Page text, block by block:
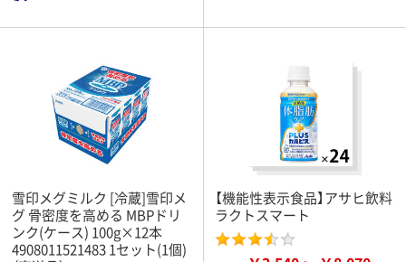
雪印メグミルク [冷蔵]雪印メ
グ 骨密度を高める MBPドリ
ンク(ケース) 100g×12本
4908011521483 1セット(1個)
【機能性表示食品】アサヒ飲料
ラクトスマート